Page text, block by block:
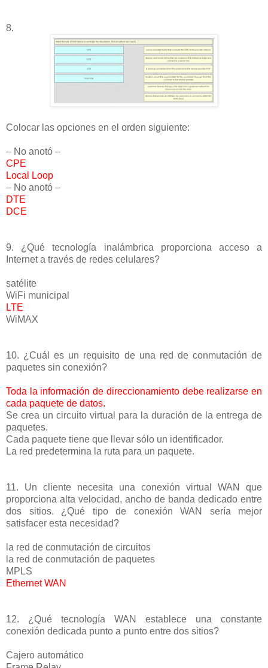
8.
Colocar las opciones en el orden siguiente:
– No anotó –
CPE
Local Loop
– No anotó –
DTE
DCE
9. ¿Qué tecnología inalámbrica proporciona acceso a
Internet a través de redes celulares?
satélite
WiFi municipal
LTE
WiMAX
10. ¿Cuál es un requisito de una red de conmutación de
paquetes sin conexión?
Toda la información de direccionamiento debe realizarse en
cada paquete de datos.
Se crea un circuito virtual para la duración de la entrega de
paquetes.
Cada paquete tiene que llevar sólo un identificador.
La red predetermina la ruta para un paquete.
11. Un cliente necesita una conexión virtual WAN que
proporciona alta velocidad, ancho de banda dedicado entre
dos sitios. ¿Qué tipo de conexión WAN sería mejor
satisfacer esta necesidad?
la red de conmutación de circuitos
la red de conmutación de paquetes
MPLS
Ethernet WAN
12. ¿Qué tecnología WAN establece una constante
conexión dedicada punto a punto entre dos sitios?
Cajero automático